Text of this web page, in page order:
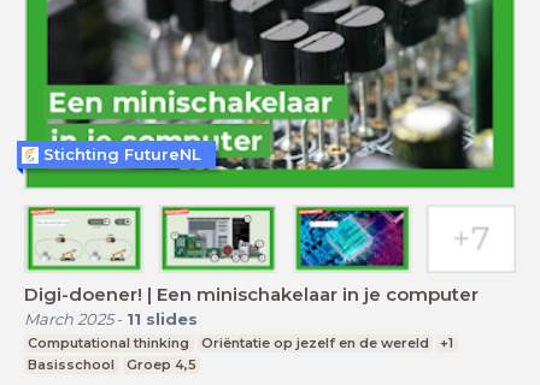
Digi-doener! | Een minischakelaar in je computer
March 2025- 11 slides
Computational thinking Oriëntatie op jezelf en de wereld
+1
Basisschool
Groep 4,5
Stichting FutureNL